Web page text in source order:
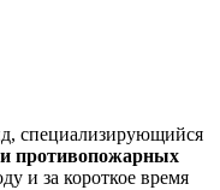
специализирующийся
противопожарных
и за короткое время